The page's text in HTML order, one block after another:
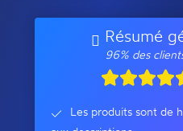
Résumé
96% des
Les produits sont de